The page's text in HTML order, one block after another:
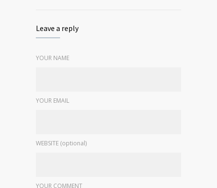
Leave a reply
YOUR NAME
YOUR EMAIL
WEBSITE (optional)
YOUR COMMENT